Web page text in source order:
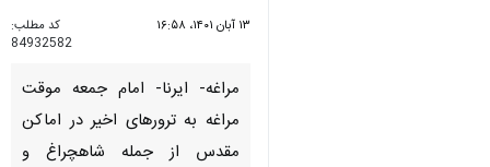
۱۳ آبان ۱۴۰۱، ۱۶:۵۸
کد مطلب:
84932582
مراغه- ایرنا- امام جمعه موقت
مراغه به ترورهای اخیر در اماکن
مقدس از جمله شاهچراغ و